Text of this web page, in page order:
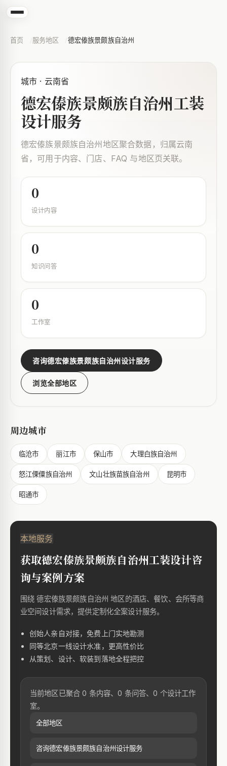
首页 服务地区 德宏傣族景颇族自治州
城市 · 云南省
德宏傣族景颇族自治州工装
设计服务
德宏傣族景颇族自治州地区聚合数据，归属云南
省，可用于内容、门店、FAQ 与地区页关联。
0
设计内容
0
知识问答
0
工作室
咨询德宏傣族景颇族自治州设计服务
浏览全部地区
周边城市
临沧市 丽江市 保山市 大理白族自治州
怒江傈僳族自治州 文山壮族苗族自治州 昆明市
昭通市
本地服务
获取德宏傣族景颇族自治州工装设计咨
询与案例方案
围绕 德宏傣族景颇族自治州 地区的酒店、餐饮、会所等商
业空间设计需求，提供定制化全案设计服务。
创始人亲自对接，免费上门实地勘测
同等北京一线设计水准，更高性价比
从策划、设计、软装到落地全程把控
当前地区已聚合 0 条内容、0 条问答、0 个设计工作
室。
全部地区
咨询德宏傣族景颇族自治州设计服务